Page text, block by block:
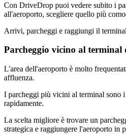
Con DriveDrop puoi vedere subito i
all'aeroporto, scegliere quello più
Arrivi, parcheggi e raggiungi il terminal
Parcheggio vicino al terminal
L'area dell'aeroporto è molto
affluenza.
I parcheggi più vicini al terminal sono
rapidamente.
La scelta migliore è trovare un
strategica e raggiungere l'aeroporto in